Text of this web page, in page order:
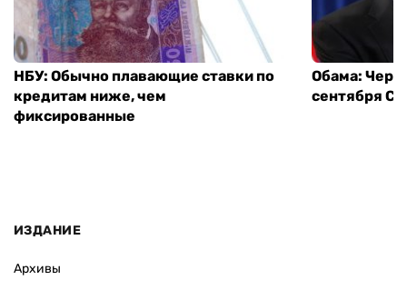
НБУ: Обычно плавающие ставки по
кредитам ниже, чем
фиксированные
Обама:
сентября
ИЗДАНИЕ
Архивы